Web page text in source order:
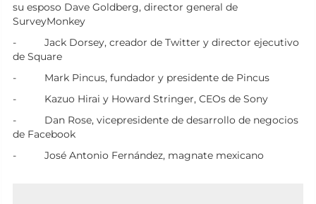
su esposo Dave Goldberg, director general de
SurveyMonkey
- Jack Dorsey, creador de Twitter y director ejecutivo
de Square
- Mark Pincus, fundador y presidente de Pincus
- Kazuo Hirai y Howard Stringer, CEOs de Sony
- Dan Rose, vicepresidente de desarrollo de negocios
de Facebook
- José Antonio Fernández, magnate mexicano